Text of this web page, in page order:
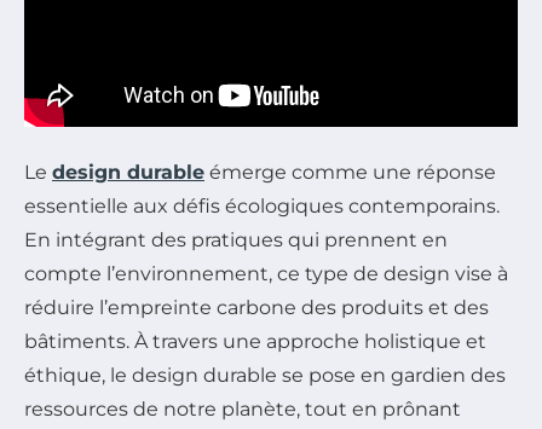
Le design durable émerge comme une réponse
essentielle aux défis écologiques contemporains.
En intégrant des pratiques qui prennent en
compte l’environnement, ce type de design vise à
réduire l’empreinte carbone des produits et des
bâtiments. À travers une approche holistique et
éthique, le design durable se pose en gardien des
ressources de notre planète, tout en prônant